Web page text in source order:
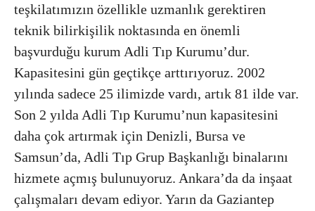
teşkilatımızın özellikle uzmanlık gerektiren
teknik bilirkişilik noktasında en önemli
başvurduğu kurum Adli Tıp Kurumu’dur.
Kapasitesini gün geçtikçe arttırıyoruz. 2002
yılında sadece 25 ilimizde vardı, artık 81 ilde var.
Son 2 yılda Adli Tıp Kurumu’nun kapasitesini
daha çok artırmak için Denizli, Bursa ve
Samsun’da, Adli Tıp Grup Başkanlığı binalarını
hizmete açmış bulunuyoruz. Ankara’da da inşaat
çalışmaları devam ediyor. Yarın da Gaziantep